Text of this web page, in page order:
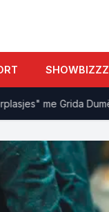
SHOWBIZZZ
me Grida Dumën